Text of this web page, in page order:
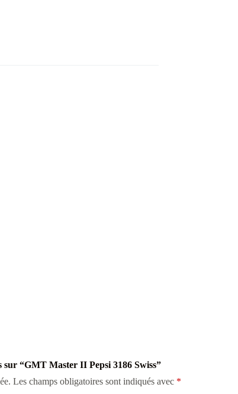
sur “GMT Master II Pepsi 3186 Swiss”
Les champs obligatoires sont indiqués avec *